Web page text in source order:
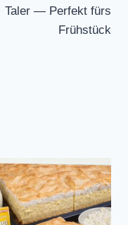
Taler — Perfekt fürs
Frühstück